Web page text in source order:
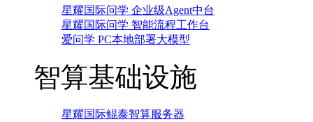
星耀国际问学 企业级Agent中台
星耀国际问学 智能流程工作台
爱问学 PC本地部署大模型
智算基础设施
星耀国际鲲泰智算服务器